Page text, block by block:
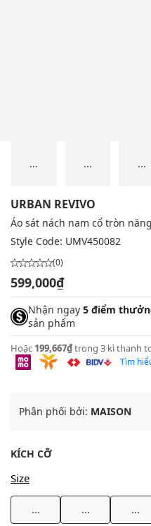
... ... ...
URBAN REVIVO
Áo sát nách nam cổ tròn
Style Code: UMV450082
(0)
599,000₫
Nhận ngay 5 điểm
sản phẩm
Hoặc 199,667₫trong 3 kì thanh
Tìm
Phân phối bởi: MAISON
KÍCH CỠ
Size
... ... ...